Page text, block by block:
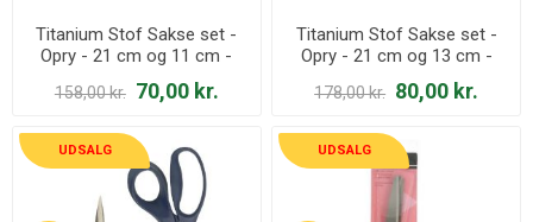
Titanium Stof Sakse set -
Opry - 21 cm og 11 cm -
158,00 kr. 70,00 kr.
Titanium Stof Sakse set -
Opry - 21 cm og 13 cm -
178,00 kr. 80,00 kr.
UDSALG UDSALG